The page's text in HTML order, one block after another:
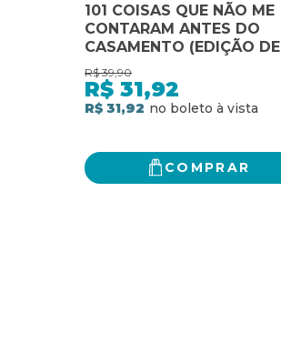
101 COISAS QUE NÃO ME
CONTARAM ANTES DO
CASAMENTO (EDIÇÃO DE
BOLSO)
R$ 39,90
R$ 31,92
R$ 31,92
COMPRAR